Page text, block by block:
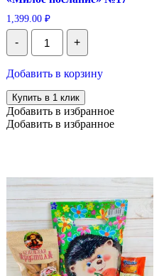
1,399.00 ₽
-
Количество
Подарочная
корзина
послание"
№17
+
Добавить в корзину
Купить в 1 клик
Добавить в избранное
Добавить в избранное